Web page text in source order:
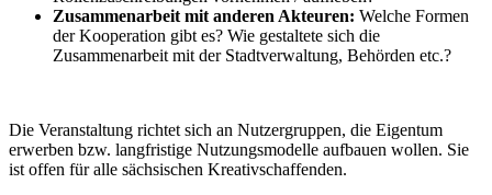
Zusammenarbeit mit anderen Akteuren: Welche Formen
der Kooperation gibt es? Wie gestaltete sich die
Zusammenarbeit mit der Stadtverwaltung, Behörden etc.?
Die Veranstaltung richtet sich an Nutzergruppen, die Eigentum
erwerben bzw. langfristige Nutzungsmodelle aufbauen wollen. Sie
ist offen für alle sächsischen Kreativschaffenden.